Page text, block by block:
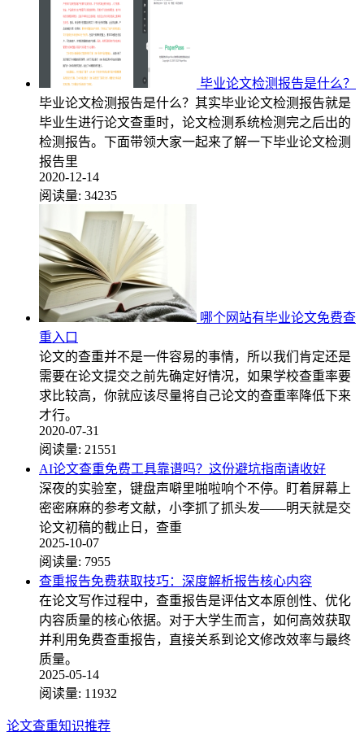
毕业论文检测报告是什么？
毕业论文检测报告是什么？其实毕业论文检测报告就是
毕业生进行论文查重时，论文检测系统检测完之后出的
检测报告。下面带领大家一起来了解一下毕业论文检测
报告里
2020-12-14
阅读量: 34235
哪个网站有毕业论文免费查
重入口
论文的查重并不是一件容易的事情，所以我们肯定还是
需要在论文提交之前先确定好情况，如果学校查重率要
求比较高，你就应该尽量将自己论文的查重率降低下来
才行。
2020-07-31
阅读量: 21551
AI论文查重免费工具靠谱吗？这份避坑指南请收好
深夜的实验室，键盘声噼里啪啦响个不停。盯着屏幕上
密密麻麻的参考文献，小李抓了抓头发——明天就是交
论文初稿的截止日，查重
2025-10-07
阅读量: 7955
查重报告免费获取技巧：深度解析报告核心内容
在论文写作过程中，查重报告是评估文本原创性、优化
内容质量的核心依据。对于大学生而言，如何高效获取
并利用免费查重报告，直接关系到论文修改效率与最终
质量。
2025-05-14
阅读量: 11932
论文查重知识推荐